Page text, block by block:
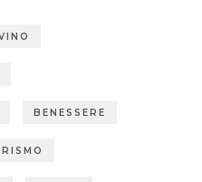
BENESSERE